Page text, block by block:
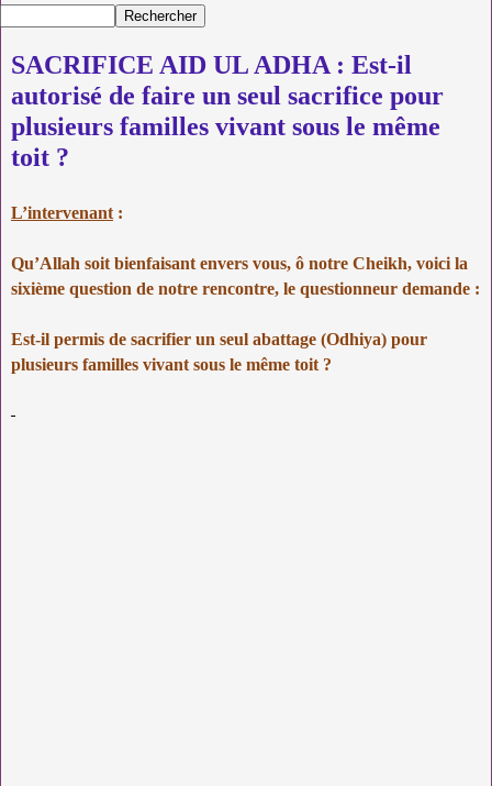
SACRIFICE AID UL ADHA : Est-il
autorisé de faire un seul sacrifice pour
plusieurs familles vivant sous le même
toit ?
L’intervenant :
Qu’Allah soit bienfaisant envers vous, ô notre Cheikh, voici la
sixième question de notre rencontre, le questionneur demande :
Est-il permis de sacrifier un seul abattage (Odhiya) pour
plusieurs familles vivant sous le même toit ?